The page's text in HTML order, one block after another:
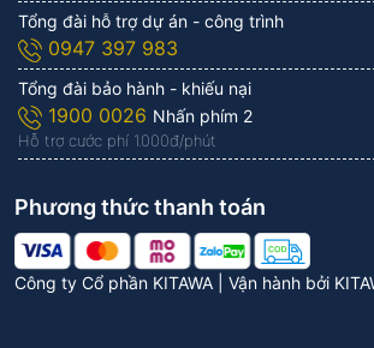
Tổng đài hỗ trợ dự án - công trình
0947 397 983
Tổng đài bảo hành - khiếu nại
1900 0026 Nhấn phím 2
Hỗ trợ cước phí 1.000đ/phút
Công ty Cổ phần KITAWA | Vận hành bởi
Phương thức thanh toán